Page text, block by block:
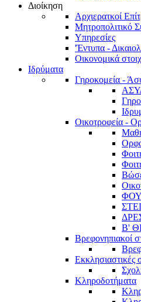
Διοίκηση
Αρχιερατκοί
Μητροπολιτικό
Υπηρεσίες
'Έντυπα -
Οικονομικά
Ιδρύματα
Γηροκομεία -
Οικοτροφεία -
Β'
Βρεφονηπιακοί
Εκκλησιαστικές
Κληροδοτήματα